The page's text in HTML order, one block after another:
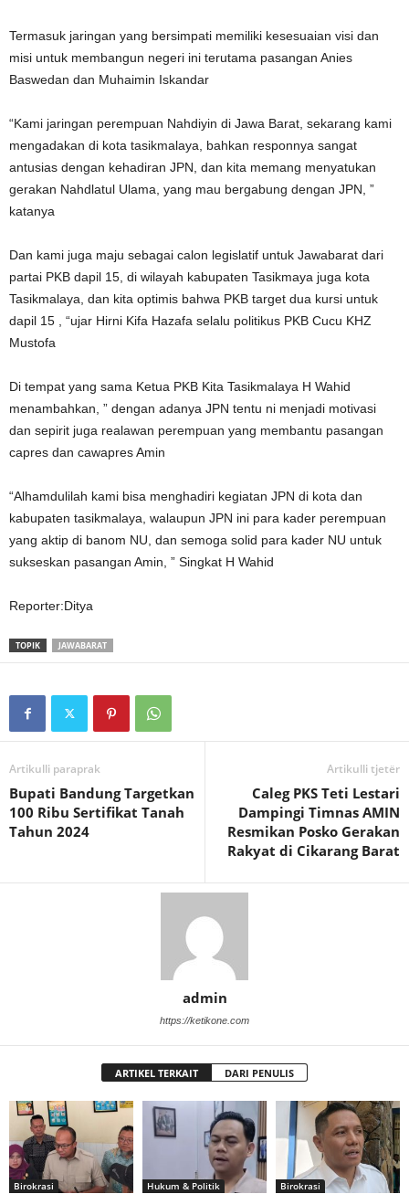
Termasuk jaringan yang bersimpati memiliki kesesuaian visi dan
misi untuk membangun negeri ini terutama pasangan Anies
Baswedan dan Muhaimin Iskandar
“Kami jaringan perempuan Nahdiyin di Jawa Barat, sekarang kami
mengadakan di kota tasikmalaya, bahkan responnya sangat
antusias dengan kehadiran JPN, dan kita memang menyatukan
gerakan Nahdlatul Ulama, yang mau bergabung dengan JPN, ”
katanya
Dan kami juga maju sebagai calon legislatif untuk Jawabarat dari
partai PKB dapil 15, di wilayah kabupaten Tasikmaya juga kota
Tasikmalaya, dan kita optimis bahwa PKB target dua kursi untuk
dapil 15 , “ujar Hirni Kifa Hazafa selalu politikus PKB Cucu KHZ
Mustofa
Di tempat yang sama Ketua PKB Kita Tasikmalaya H Wahid
menambahkan, ” dengan adanya JPN tentu ni menjadi motivasi
dan sepirit juga realawan perempuan yang membantu pasangan
capres dan cawapres Amin
“Alhamdulilah kami bisa menghadiri kegiatan JPN di kota dan
kabupaten tasikmalaya, walaupun JPN ini para kader perempuan
yang aktip di banom NU, dan semoga solid para kader NU untuk
sukseskan pasangan Amin, ” Singkat H Wahid
Reporter:Ditya
TOPIK JAWABARAT
Artikulli paraprak
Bupati Bandung Targetkan
100 Ribu Sertifikat Tanah
Tahun 2024
Artikulli tjetër
Caleg PKS Teti Lestari
Dampingi Timnas AMIN
Resmikan Posko Gerakan
Rakyat di Cikarang Barat
admin
https://ketikone.com
ARTIKEL TERKAIT DARI PENULIS
Birokrasi Hukum & Politik Birokrasi